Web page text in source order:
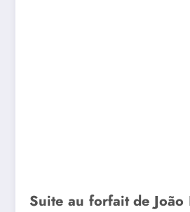
Suite au forfait de